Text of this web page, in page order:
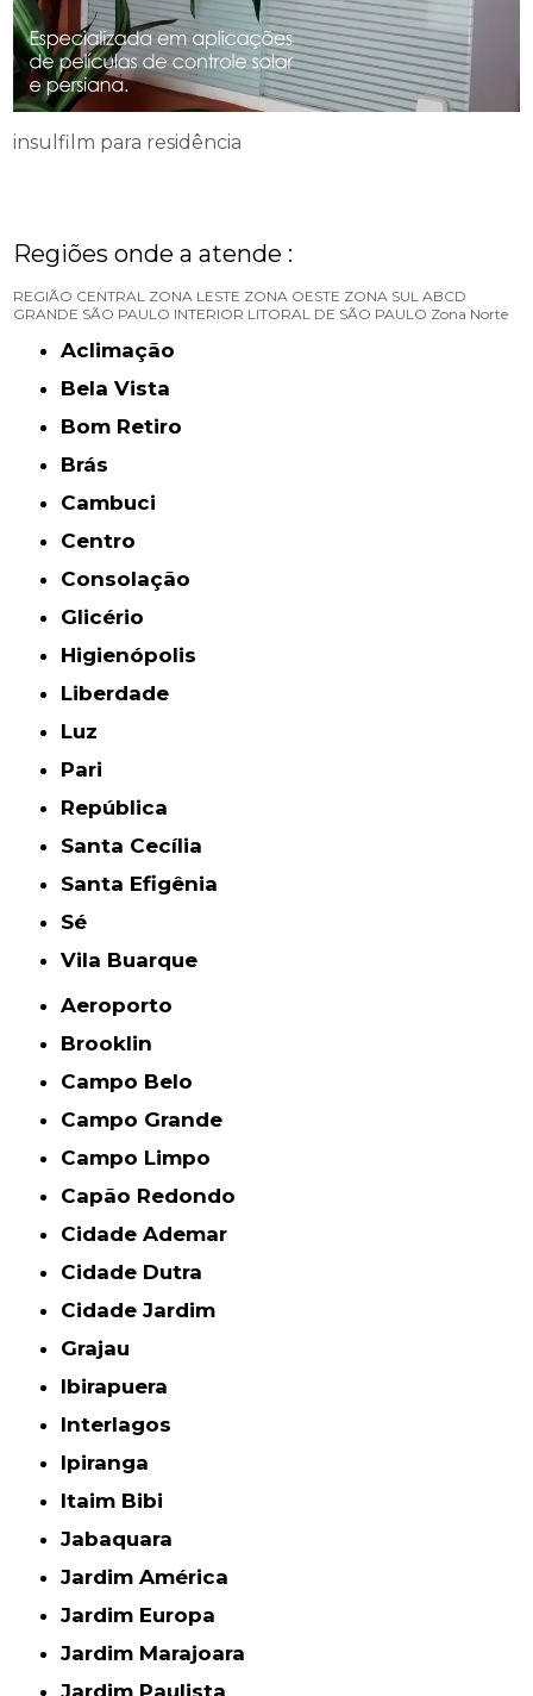
insulfilm para residência
Regiões onde a atende :
REGIÃO CENTRAL ZONA LESTE ZONA OESTE ZONA SUL ABCD
GRANDE SÃO PAULO INTERIOR LITORAL DE SÃO PAULO Zona Norte
Aclimação
Bela Vista
Bom Retiro
Brás
Cambuci
Centro
Consolação
Glicério
Higienópolis
Liberdade
Luz
Pari
República
Santa Cecília
Santa Efigênia
Sé
Vila Buarque
Aeroporto
Brooklin
Campo Belo
Campo Grande
Campo Limpo
Capão Redondo
Cidade Ademar
Cidade Dutra
Cidade Jardim
Grajau
Ibirapuera
Interlagos
Ipiranga
Itaim Bibi
Jabaquara
Jardim América
Jardim Europa
Jardim Marajoara